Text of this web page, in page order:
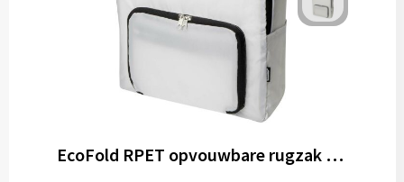
EcoFold RPET opvouwbare rugzak 15 l